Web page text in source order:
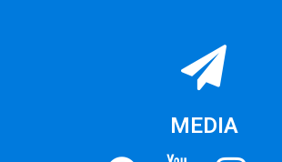
MEDIA